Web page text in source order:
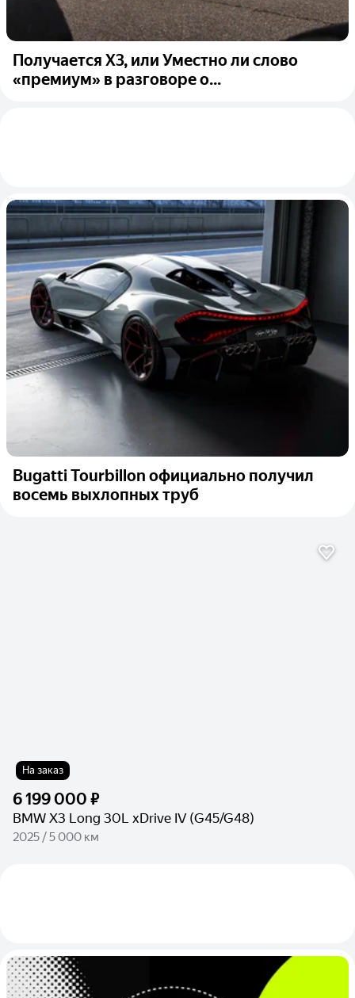
Получается X3, или Уместно ли слово
«премиум» в разговоре о...
Bugatti Tourbillon официально получил
восемь выхлопных труб
На заказ
6 199 000 ₽
BMW X3 Long 30L xDrive IV (G45/G48)
2025 / 5 000 км